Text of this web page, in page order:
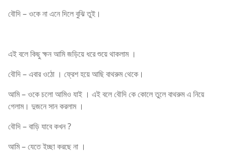
বৌদি – ওকে না এনে দিলে বুঝি তুই।
এই বলে কিছু ক্ষন আমি জড়িয়ে ধরে শুয়ে থাকলাম ।
বৌদি – এবার ওঠো । ফ্রেশ হয়ে আছি বাথরুম থেকে।
আমি – ওকে চলো আমিও যাই । এই বলে বৌদি কে কোলে তুলে বাথরুম এ নিয়ে
গেলাম। দুজনে সান করলাম ।
বৌদি – বাড়ি যাবে কখন ?
আমি – যেতে ইচ্ছা করছে না ।